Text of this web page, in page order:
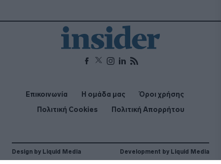
Επικοινωνία Η ομάδα μας
Όροι χρήσης
Πολιτική Cookies
Πολιτική Απορρήτου
Design by Liquid Media Development by Liquid Media